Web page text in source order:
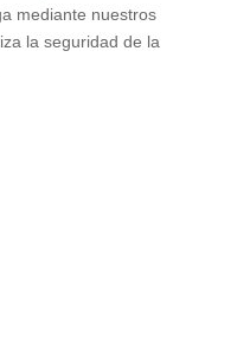
mediante nuestros
la seguridad de la